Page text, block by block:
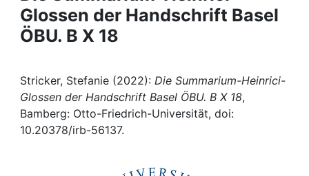
People
Awards
My FIS
Glossen der Handschrift Basel
ÖBU. B X 18
Stricker, Stefanie (2022): Die Summarium-Heinrici-
Glossen der Handschrift Basel ÖBU. B X 18,
Bamberg: Otto-Friedrich-Universität, doi:
10.20378/irb-56137.